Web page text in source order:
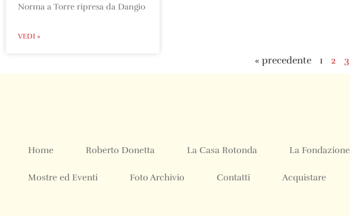
Norma a Torre ripresa da Dangio
VEDI »
« precedente 1 2 3
Home Roberto Donetta La Casa Rotonda La Fondazione
Mostre ed Eventi Foto Archivio Contatti Acquistare